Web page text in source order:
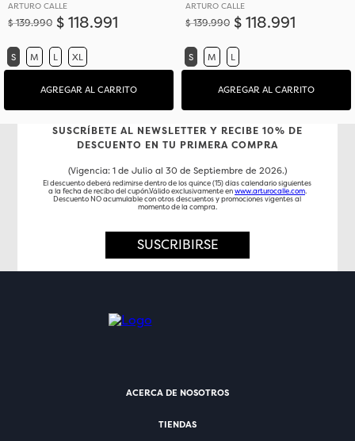
ARTURO CALLE
$139.990 $ 118.991
S M L XL
AGREGAR AL CARRITO
ARTURO CALLE
$139.990 $ 118.991
S M L
AGREGAR AL CARRITO
SUSCRÍBETE AL NEWSLETTER Y RECIBE 10% DE
DESCUENTO EN TU PRIMERA COMPRA
(Vigencia: 1 de Julio al 30 de Septiembre de 2026.)
El descuento deberá redimirse dentro de los quince (15) días calendario siguientes
a la fecha de recibo del cupón.Válido exclusivamente enwww.arturocalle.com.
Descuento NO acumulable con otros descuentos y promociones vigentes al
momento de la compra.
SUSCRIBIRSE
ACERCA DE NOSOTROS
TIENDAS